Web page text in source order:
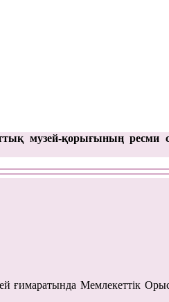
музей-қорығының ресми
ғимаратында Мемлекеттік